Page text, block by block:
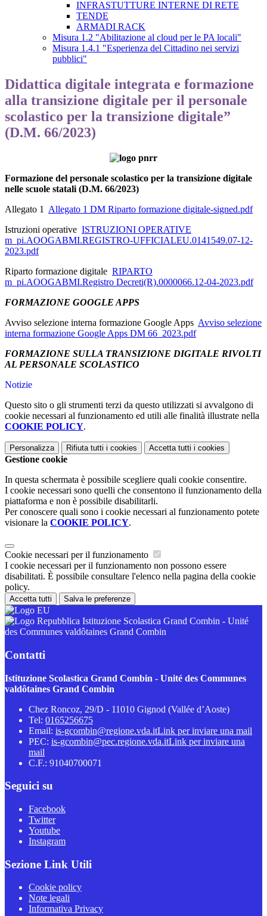
INFRASTUTTURE INTERNE DI RETE
TENDE
ARMADI RACK
Misura 1.2 "Abilitazione al cloud per le PA locali"
Misura 1.4.1 "Esperienza del Cittadino nei servizi
pubblici"
Didattica digitale integrata e formazione
alla transizione digitale per il personale
scolastico per la transizione digitale”
(D.M. 66/2023)
Formazione del personale scolastico per la transizione digitale
nelle scuole statali (D.M. 66/2023)
Allegato 1 Allegato 1 DM Riparto formazione digitale-signed.pdf
Istruzioni operative ISTRUZIONI OPERATIVE
m_pi.AOOGABMI.REGISTRO-UFFICIALEU.0141549.07-12-
2023.pdf
Riparto formazione digitale RIPARTO
m_pi.AOOGABMI.Registro Decreti(R).0000066.12-04-2023.pdf
FORMAZIONE GOOGLE APPS
Avviso selezione interna formazione Google Apps Avviso selezione
interna formazione Google Apps DM 66_2023.pdf
FORMAZIONE SULLA TRANSIZIONE DIGITALE RIVOLTI
AL PERSONALE SCOLASTICO
Notizie
Questo sito o gli strumenti terzi da questo utilizzati si avvalgono di
cookie necessari al funzionamento ed utili alle finalità illustrate nella
COOKIE POLICY.
Personalizza Rifiuta tutti i cookies Accetta tutti i cookies
Gestione cookie
In questa schermata è possibile scegliere quali cookie consentire.
I cookie necessari sono quelli che consentono il funzionamento della
piattaforma e non è possibile disabilitarli.
Per conoscere quali sono i cookie necessari al funzionamento potete
visionare la COOKIE POLICY.
Cookie necessari per il funzionamento
I cookie necessari per il funzionamento non possono essere
disabilitati. È possibile consultare l'elenco nella pagina della cookie
policy.
Accetta tutti Salva le preferenze
Istituzione Scolastica Grand Combin - Unité
des Communes valdôtaines Grand Combin
Contatti
Istituzione Scolastica Grand Combin - Unité des Communes
valdôtaines Grand Combin
Chez Roncoz, 29/D - 11010 Gignod (Vallée d’Aoste)
Tel: 0165256675
Email: is-gcombin@regione.vda.itLink per inviare una mail
PEC: is-gcombin@pec.regione.vda.itLink per inviare una
mail
C.F.: 91040700071
Seguici su
Facebook
Twitter
Youtube
Instagram
Sezione Link Utili
Cookie policy
Note legali
Informativa Privacy